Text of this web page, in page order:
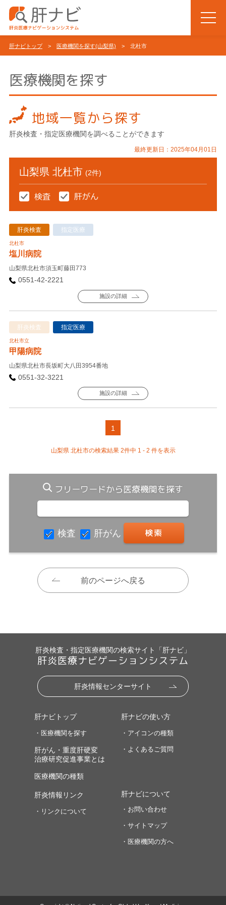
肝ナビトップ> 医療機関を探す(山梨県) > 北杜市
医療機関を探す
地域一覧から探す
肝炎検査・指定医療機関を調べることができます
最終更新日：2025年04月01日
山梨県 北杜市 (2件)
肝炎検査 指定医療
北杜市
塩川病院
山梨県北杜市須玉町藤田773
0551-42-2221
施設の詳細
肝炎検査 指定医療
北杜市立
甲陽病院
山梨県北杜市長坂町大八田3954番地
0551-32-3221
施設の詳細
1
山梨県 北杜市の検索結果 2件中 1 - 2 件を表示
フリーワードから医療機関を探す
検査 肝がん
前のページへ戻る
肝炎検査・指定医療機関の検索サイト「肝ナビ」
肝炎医療ナビゲーションシステム
肝炎情報センターサイト
肝ナビトップ
・医療機関を探す
肝がん・重度肝硬変
治療研究促進事業とは
医療機関の種類
肝ナビの使い方
・アイコンの種類
・よくあるご質問
肝炎情報リンク
・リンクについて
肝ナビについて
・お問い合わせ
・サイトマップ
・医療機関の方へ